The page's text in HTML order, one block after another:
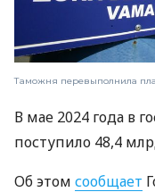
Таможня перевыполнила
В мае 2024 года в
поступило 48,4
Об этом сообщает